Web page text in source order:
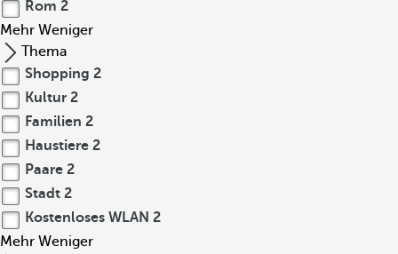
Rom 2
Mehr Weniger
Thema
Shopping 2
Kultur 2
Familien 2
Haustiere 2
Paare 2
Stadt 2
Kostenloses WLAN 2
Mehr Weniger